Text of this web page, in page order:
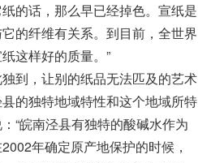
的话，那么早已经掉色。宣纸是
的纤维有关系。到目前，全世界
这样好的质量。”
，让别的纸品无法匹及的艺术
的独特地域特性和这个地域所特
“皖南泾县有独特的酸碱水作为
年确定原产地保护的时候，